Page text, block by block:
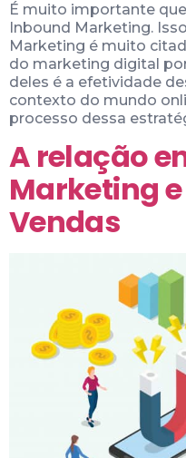
É muito importante
Inbound Marketing.
Marketing é muito
do marketing digital
deles é a efetividade
contexto do mundo
processo dessa
A relação
Marketing
Vendas